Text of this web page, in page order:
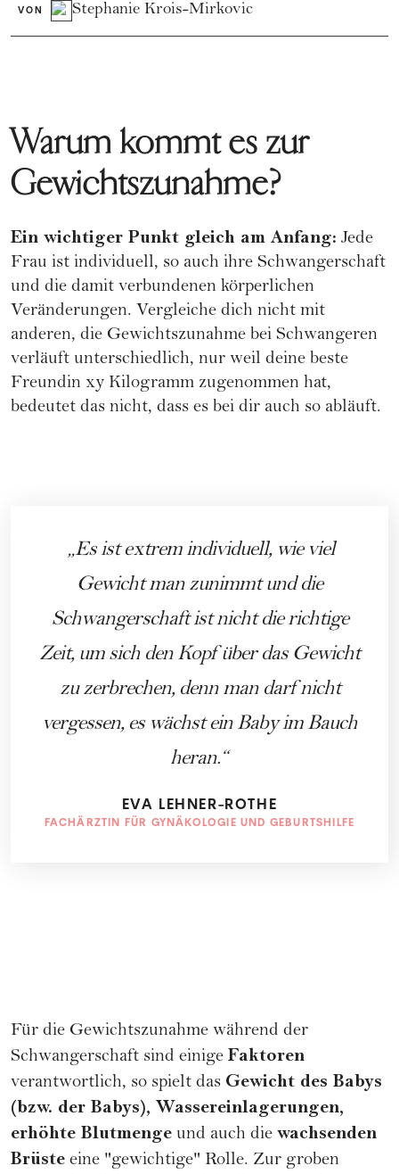
VON Stephanie Krois-Mirkovic
Warum kommt es zur
Gewichtszunahme?
Ein wichtiger Punkt gleich am Anfang: Jede
Frau ist individuell, so auch ihre Schwangerschaft
und die damit verbundenen körperlichen
Veränderungen. Vergleiche dich nicht mit
anderen, die Gewichtszunahme bei Schwangeren
verläuft unterschiedlich, nur weil deine beste
Freundin xy Kilogramm zugenommen hat,
bedeutet das nicht, dass es bei dir auch so abläuft.
Es ist extrem individuell, wie viel
Gewicht man zunimmt und die
Schwangerschaft ist nicht die richtige
Zeit, um sich den Kopf über das Gewicht
zu zerbrechen, denn man darf nicht
vergessen, es wächst ein Baby im Bauch
heran.
EVA LEHNER-ROTHE
FACHÄRZTIN FÜR GYNÄKOLOGIE UND GEBURTSHILFE
Für die Gewichtszunahme während der
Schwangerschaft sind einige Faktoren
verantwortlich, so spielt das Gewicht des Babys
(bzw. der Babys), Wassereinlagerungen,
erhöhte Blutmenge und auch die wachsenden
Brüste eine "gewichtige" Rolle. Zur groben